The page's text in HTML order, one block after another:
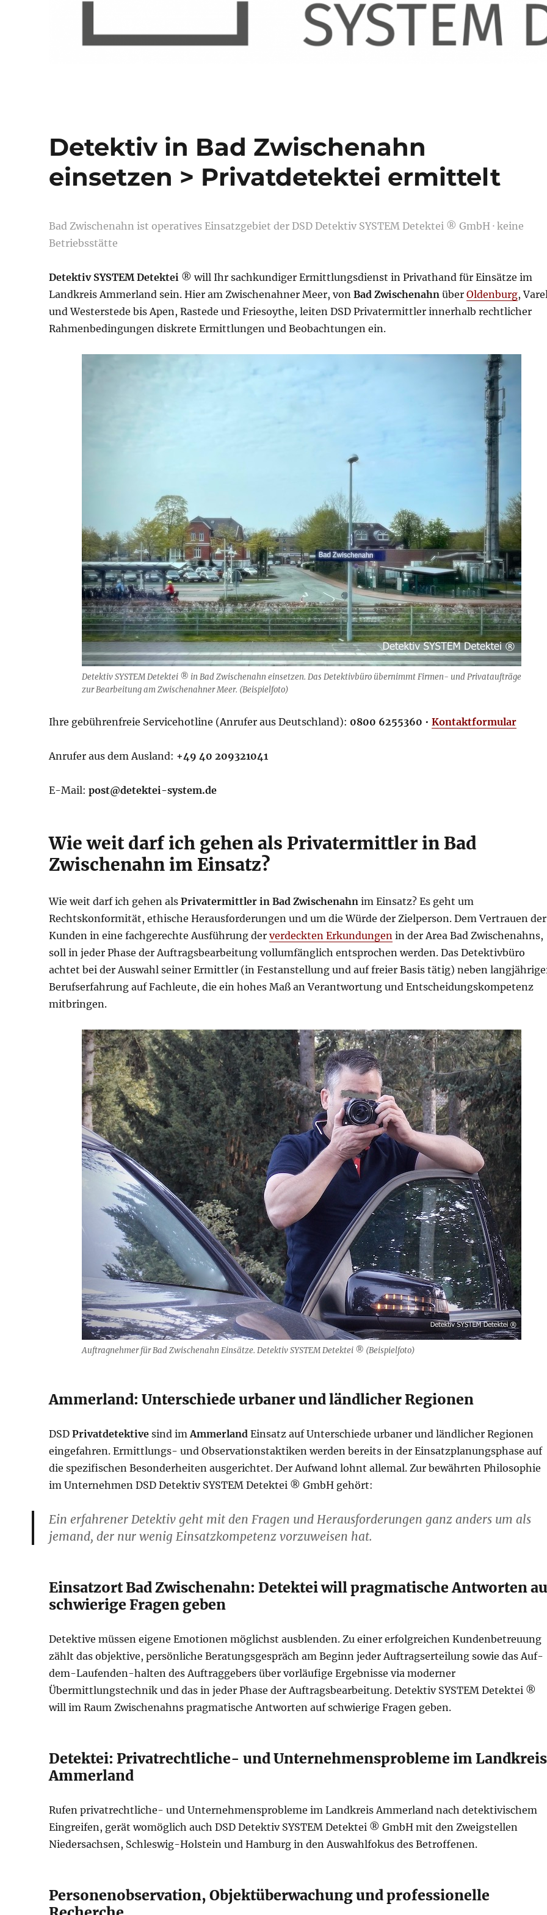
Detektiv in Bad Zwischenahn
einsetzen > Privatdetektei ermittelt
Bad Zwischenahn ist operatives Einsatzgebiet der DSD Detektiv SYSTEM Detektei ® GmbH · keine
Betriebsstätte
Detektiv SYSTEM Detektei ® will Ihr sachkundiger Ermittlungsdienst in Privathand für Einsätze im
Landkreis Ammerland sein. Hier am Zwischenahner Meer, vonBad Zwischenahn überOldenburg,
und Westerstede bis Apen, Rastede und Friesoythe, leiten DSD Privatermittler innerhalb rechtlicher
Rahmenbedingungen diskrete Ermittlungen und Beobachtungen ein.
Detektiv SYSTEM Detektei ® in Bad Zwischenahn einsetzen. Das Detektivbüro übernimmt Firmen- und Privataufträge
zur Bearbeitung am Zwischenahner Meer. (Beispielfoto)
Ihre gebührenfreie Servicehotline (Anrufer aus Deutschland): 0800 6255360 •Kontaktformular
Anrufer aus dem Ausland: +49 40 209321041
E-Mail:post@detektei-system.de
Wie weit darf ich gehen als Privatermittler in Bad
Zwischenahn im Einsatz?
Wie weit darf ich gehen alsPrivatermittler in Bad Zwischenahn im Einsatz? Es geht um
Rechtskonformität, ethische Herausforderungen und um die Würde der Zielperson. Dem Vertrauen der
Kunden in eine fachgerechte Ausführung derverdeckten Erkundungen in der Area Bad Zwischenahns,
soll in jeder Phase der Auftragsbearbeitung vollumfänglich entsprochen werden. Das Detektivbüro
achtet bei der Auswahl seiner Ermittler (in Festanstellung und auf freier Basis tätig) neben
Berufserfahrung auf Fachleute, die ein hohes Maß an Verantwortung und Entscheidungskompetenz
mitbringen.
Auftragnehmer für Bad Zwischenahn Einsätze. Detektiv SYSTEM Detektei ® (Beispielfoto)
Ammerland: Unterschiede urbaner und ländlicher Regionen
DSDPrivatdetektive sind imAmmerland Einsatz auf Unterschiede urbaner und ländlicher Regionen
eingefahren. Ermittlungs- und Observationstaktiken werden bereits in der Einsatzplanungsphase auf
die spezifischen Besonderheiten ausgerichtet. Der Aufwand lohnt allemal. Zur bewährten Philosophie
im Unternehmen DSD Detektiv SYSTEM Detektei ® GmbH gehört:
Ein erfahrener Detektiv geht mit den Fragen und Herausforderungen ganz anders um als
jemand, der nur wenig Einsatzkompetenz vorzuweisen hat.
Einsatzort Bad Zwischenahn: Detektei will pragmatische Antworten
schwierige Fragen geben
Detektive müssen eigene Emotionen möglichst ausblenden. Zu einer erfolgreichen Kundenbetreuung
zählt das objektive, persönliche Beratungsgespräch am Beginn jeder Auftragserteilung sowie das Auf-
dem-Laufenden-halten des Auftraggebers über vorläufige Ergebnisse via moderner
Übermittlungstechnik und das in jeder Phase der Auftragsbearbeitung. Detektiv SYSTEM Detektei ®
will im Raum Zwischenahns pragmatische Antworten auf schwierige Fragen geben.
Detektei: Privatrechtliche- und Unternehmensprobleme im Landkreis
Ammerland
Rufen privatrechtliche- und Unternehmensprobleme im Landkreis Ammerland nach detektivischem
Eingreifen, gerät womöglich auch DSD Detektiv SYSTEM Detektei ® GmbH mit den Zweigstellen
Niedersachsen, Schleswig-Holstein und Hamburg in den Auswahlfokus des Betroffenen.
Personenobservation, Objektüberwachung und professionelle